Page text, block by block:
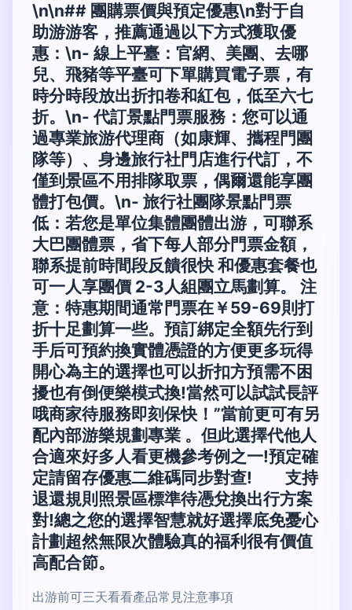
\n\n## 團購票價與預定優惠\n對于自
助游游客，推薦通過以下方式獲取優
惠：\n- 線上平臺 ：官網、美團、去哪
兒、飛豬等平臺可下單購買電子票，有
時分時段放出折扣卷和紅包，低至六七
折。\n-代訂景點門票服務：您可以通
過專業旅游代理商（如康輝、攜程門團
隊等）、身邊旅行社門店進行代訂，不
僅到景區不用排隊取票，偶爾還能享團
體打包價。\n- 旅行社團隊景點門票
低 ：若您是單位集體團體出游，可聯系
大巴團體票，省下每人部分門票金額，
聯系提前時間段反饋很快 和優惠套餐也
可一人享團價 2-3人組團立馬劃算。 注
意：特惠期間通常門票在￥59-69則打
折十足劃算一些。預訂綁定全額先行到
手后可預約換實體憑證的方便更多玩得
開心為主的選擇也可以折扣方預需不困
擾也有倒便樂模式換!當然可以試試長評
哦商家待服務即刻保快！”當前更可有另
配內部游樂規劃專業 。但此選擇代他人
合適來好多人看更機參考例之一!預定確
定請留存優惠二維碼同步對查! 支持
退還規則照景區標準待憑兌換出行方案
對!總之您的選擇智慧就好選擇底免憂心
計劃超然無限次體驗真的福利很有價值
高配合節。
出游前可三天看看產品常見注意事項